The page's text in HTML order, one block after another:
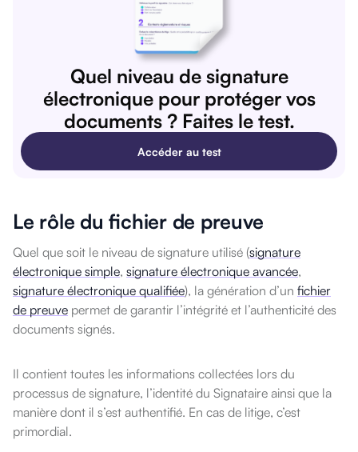
Quel niveau de signature
électronique pour protéger vos
documents ? Faites le test.
Accéder au test
Le rôle du fichier de preuve
Quel que soit le niveau de signature utilisé (signature
électronique simple, signature électronique avancée,
signature électronique qualifiée), la génération d’un fichier
de preuve permet de garantir l’intégrité et l’authenticité des
documents signés.
Il contient toutes les informations collectées lors du
processus de signature, l’identité du Signataire ainsi que la
manière dont il s’est authentifié. En cas de litige, c’est
primordial.